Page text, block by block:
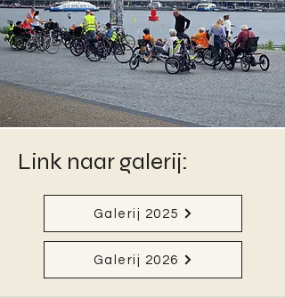
Link naar galerij:
Galerij 2025
Galerij 2026